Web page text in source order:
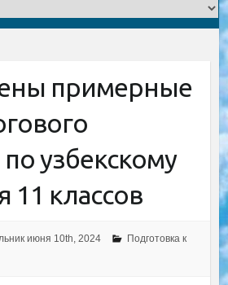
примерные
узбекскому
11 классов
июня 10th, 2024
Подготовка к